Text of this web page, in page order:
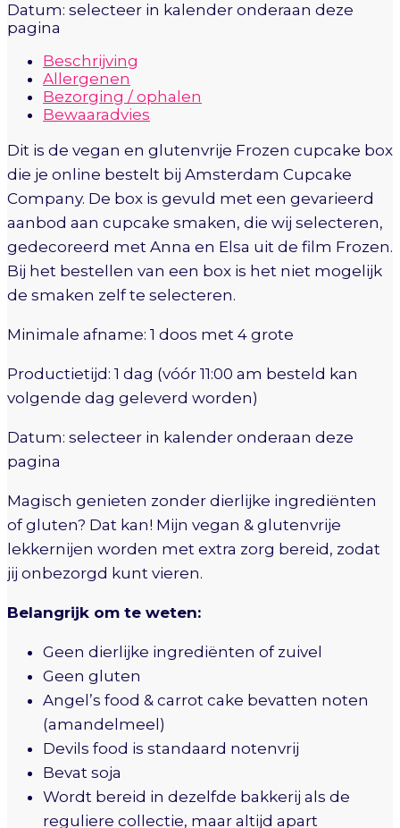
Datum: selecteer in kalender onderaan deze
pagina
Beschrijving
Allergenen
Bezorging / ophalen
Bewaaradvies
Dit is de vegan en glutenvrije Frozen cupcake box
die je online bestelt bij Amsterdam Cupcake
Company. De box is gevuld met een gevarieerd
aanbod aan cupcake smaken, die wij selecteren,
gedecoreerd met Anna en Elsa uit de film Frozen.
Bij het bestellen van een box is het niet mogelijk
de smaken zelf te selecteren.
Minimale afname: 1 doos met 4 grote
Productietijd: 1 dag (vóór 11:00 am besteld kan
volgende dag geleverd worden)
Datum: selecteer in kalender onderaan deze
pagina
Magisch genieten zonder dierlijke ingrediënten
of gluten? Dat kan! Mijn vegan & glutenvrije
lekkernijen worden met extra zorg bereid, zodat
jij onbezorgd kunt vieren.
Belangrijk om te weten:
Geen dierlijke ingrediënten of zuivel
Geen gluten
Angel’s food & carrot cake bevatten noten
(amandelmeel)
Devils food is standaard notenvrij
Bevat soja
Wordt bereid in dezelfde bakkerij als de
reguliere collectie, maar altijd apart